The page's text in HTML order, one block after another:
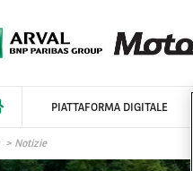
PIATTAFORMA DIGITALE
Notizie